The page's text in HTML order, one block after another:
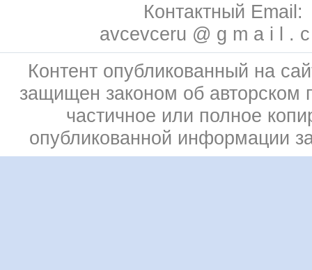
Контактный Email:
avcevceru @ g m a i l .
Контент опубликованный на
защищен законом об авторском
частичное или полное
опубликованной информации